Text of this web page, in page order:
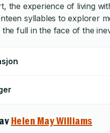
the experience of living
syllables to explorer
full in the face of the
Helen May Williams